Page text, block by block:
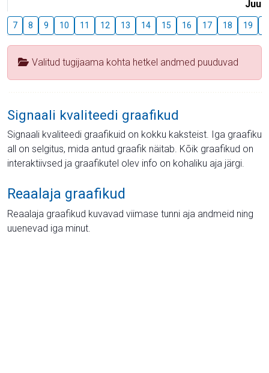
Juuli
7 8 9 10 11 12 13 14 15 16 17 18 19
Valitud tugijaama kohta hetkel andmed puuduvad
Signaali kvaliteedi graafikud
Signaali kvaliteedi graafikuid on kokku kaksteist. Iga graafiku
all on selgitus, mida antud graafik näitab. Kõik graafikud on
interaktiivsed ja graafikutel olev info on kohaliku aja järgi.
Reaalaja graafikud
Reaalaja graafikud kuvavad viimase tunni aja andmeid ning
uuenevad iga minut.